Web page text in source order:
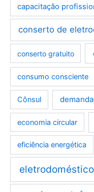
capacitação
conserto de
conserto gratuito
consumo consciente
Cônsul demanda
economia circular
eficiência energética